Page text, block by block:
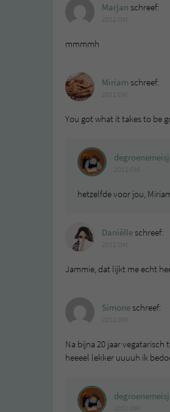
Marjan schreef:
mmmmh
Miriam schreef:
You got what it takes to be
hetzelfde voor jou,
Daniëlleschreef:
Jammie, dat lijkt me echt
Simoneschreef:
Na bijna 20 jaar
heeeel lekker uuuuh ik